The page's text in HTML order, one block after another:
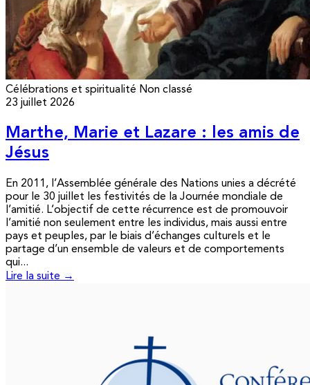
Célébrations et spiritualité Non classé
23 juillet 2026
Marthe, Marie et Lazare : les amis de
Jésus
En 2011, l’Assemblée générale des Nations unies a décrété
pour le 30 juillet les festivités de la Journée mondiale de
l’amitié. L’objectif de cette récurrence est de promouvoir
l’amitié non seulement entre les individus, mais aussi entre
pays et peuples, par le biais d’échanges culturels et le
partage d’un ensemble de valeurs et de comportements
qui...
Lire la suite →